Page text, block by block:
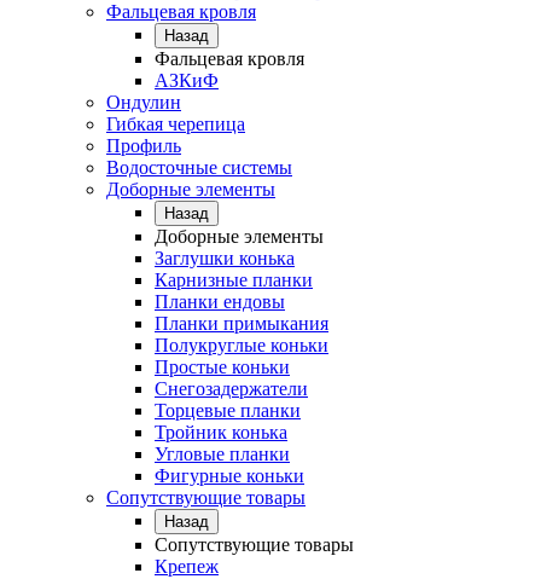
Фальцевая кровля
Назад
Фальцевая кровля
АЗКиФ
Ондулин
Гибкая черепица
Профиль
Водосточные системы
Доборные элементы
Назад
Доборные элементы
Заглушки конька
Карнизные планки
Планки ендовы
Планки примыкания
Полукруглые коньки
Простые коньки
Снегозадержатели
Торцевые планки
Тройник конька
Угловые планки
Фигурные коньки
Сопутствующие товары
Назад
Сопутствующие товары
Крепеж